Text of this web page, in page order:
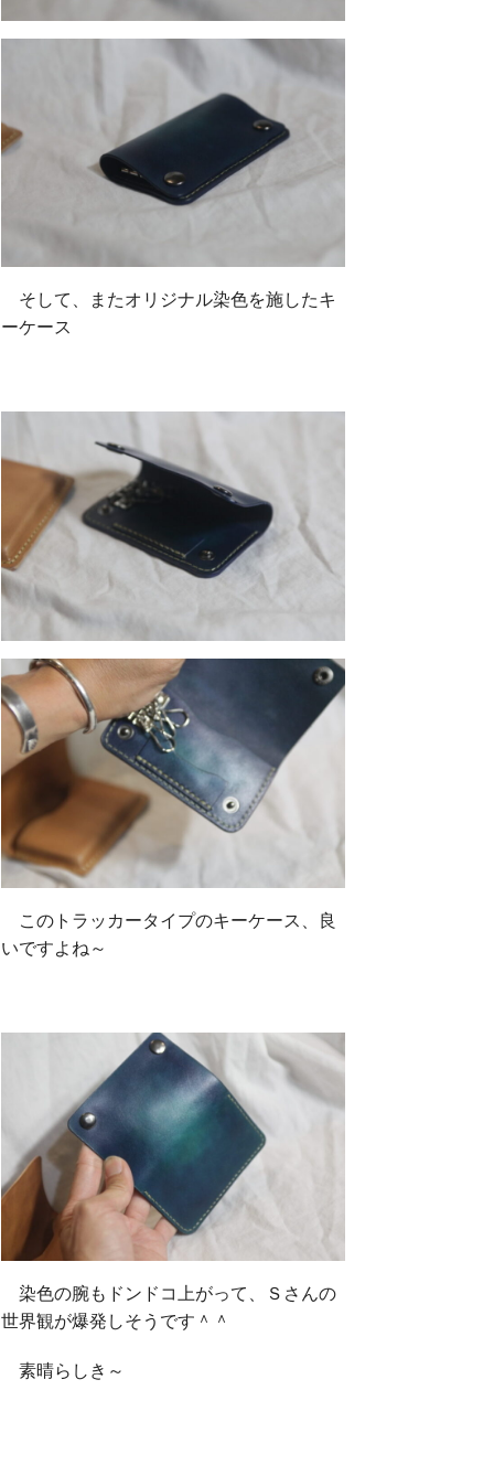
そして、またオリジナル染色を施したキ
ーケース
このトラッカータイプのキーケース、良
いですよね～
染色の腕もドンドコ上がって、Ｓさんの
世界観が爆発しそうです＾＾
素晴らしき～